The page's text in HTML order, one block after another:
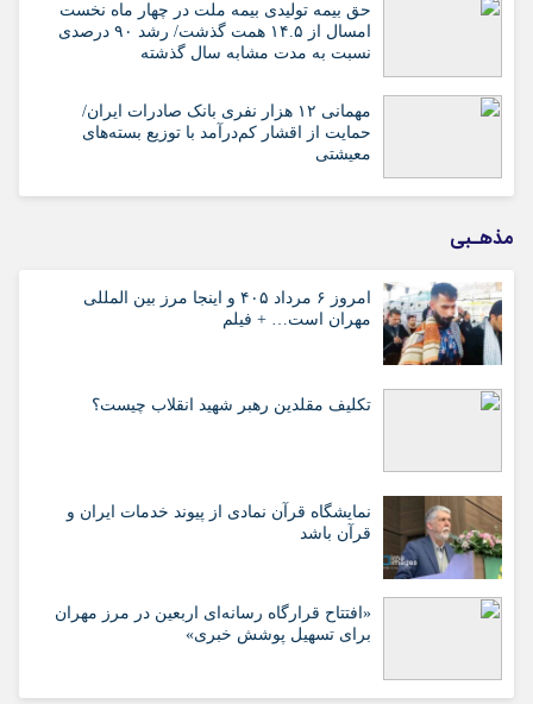
حق بیمه تولیدی بیمه ملت در چهار ماه نخست
امسال از ۱۴.۵ همت گذشت/ رشد ۹۰ درصدی
نسبت به مدت مشابه سال گذشته
مهمانی ۱۲ هزار نفری بانک صادرات ایران/
حمایت از اقشار کم‌درآمد با توزیع بسته‌های
معیشتی
مذهـبی
امروز ۶ مرداد ۴۰۵ و اینجا مرز بین المللی
مهران است… + فیلم
تکلیف مقلدین رهبر شهید انقلاب چیست؟
نمایشگاه قرآن نمادی از پیوند خدمات ایران و
قرآن باشد
«افتتاح قرارگاه رسانه‌ای اربعین در مرز مهران
برای تسهیل پوشش خبری»